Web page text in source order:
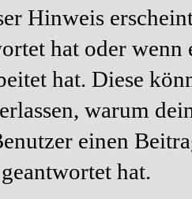
Hinweis
hat oder
hat. Diese
warum
einen
hat.